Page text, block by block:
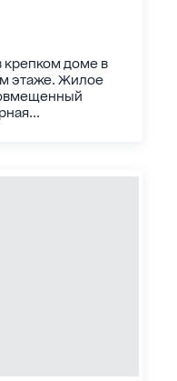
крепком доме в
этаже. Жилое